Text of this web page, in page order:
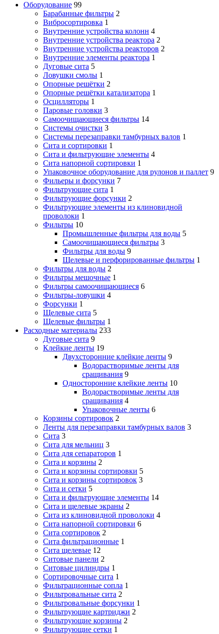
Оборудование 99
Барабанные фильтры 2
Вибросортировка 1
Внутренние устройства колонн 4
Внутренние устройства реактора 2
Внутренние устройства реакторов 2
Внутренние элементы реактора 1
Дуговые сита 5
Ловушки смолы 1
Опорные решётки 2
Опорные решётки катализатора 1
Осцилляторы 1
Паровые головки 3
Самоочищающиеся фильтры 14
Системы очистки 3
Системы перезаправки тамбурных валов 1
Сита и сортировки 1
Сита и фильтрующие элементы 4
Сита напорной сортировки 1
Упаковочное оборудование для рулонов и паллет 9
Фильеры и форсунки 7
Фильтрующие сита 1
Фильтрующие форсунки 2
Фильтрующие элементы из клиновидной
проволоки 1
Фильтры 10
Промышленные фильтры для воды 5
Самоочищающиеся фильтры 3
Фильтры для воды 9
Щелевые и перфорированные фильтры 1
Фильтры для воды 2
Фильтры мешочные 1
Фильтры самоочищающиеся 6
Фильтры-ловушки 4
Форсунки 1
Щелевые сита 5
Щелевые фильтры 1
Расходные материалы 233
Дуговые сита 9
Клейкие ленты 19
Двухсторонние клейкие ленты 9
Водорастворимые ленты для
сращивания 9
Односторонние клейкие ленты 10
Водорастворимые ленты для
сращивания 4
Упаковочные ленты 6
Корзины сортировок 2
Ленты для перезаправки тамбурных валов 3
Сита 3
Сита для мельниц 3
Сита для сепараторов 1
Сита и корзины 2
Сита и корзины сортировки 5
Сита и корзины сортировок 3
Сита и сетки 5
Сита и фильтрующие элементы 14
Сита и щелевые экраны 2
Сита из клиновидной проволоки 4
Сита напорной сортировки 6
Сита сортировок 2
Сита фильтрационные 1
Сита щелевые 12
Ситовые панели 2
Ситовые цилиндры 1
Сортировочные сита 1
Фильтрационные сопла 1
Фильтровальные сита 2
Фильтровальные форсунки 1
Фильтрующие картриджи 2
Фильтрующие корзины 2
Фильтрующие сетки 1